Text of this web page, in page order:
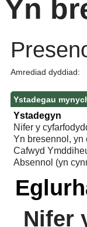
Yn
Amrediad dyddiad:
Ystadegau
Ystadegyn
Nifer y
Yn bresennol, yn
Cafwyd
Absennol (yn
Nifer